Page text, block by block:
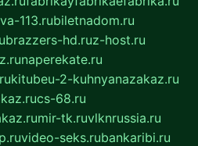
113.rubiletnadom.ru
brazzers-hd.ruz-host.ru
naperekate.ru
kitubeu-2-kuhnyanazakaz.ru
cs-68.ru
mir-tk.ruvlknrussia.ru
video-seks.rubankaribi.ru